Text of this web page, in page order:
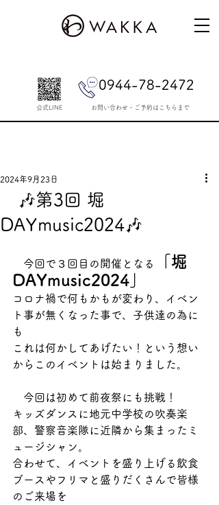
公式LINE
0944-78-2472
​お問い合わせ・ご予約はこちらまで
🎶第3回 堀
DAYmusic2024🎶
2024年9月23日
今回で３回目の開催となる
「堀
DAYmusic2024」
コロナ禍で何もかもが変わり、イベン
ト事が無くなった事で、子供達の為に
も
これは何かしてあげたい！という想い
からこのイベントは始まりました。
今回は初めて前夜祭にも挑戦！
キッズダンスに地元中学校の吹奏楽
部、警察音楽隊に近隣から集まったミ
ュージシャン。
合わせて、イベントを盛り上げる飲食
ブースやフリマと盛りだくさんで皆様
のご来場を